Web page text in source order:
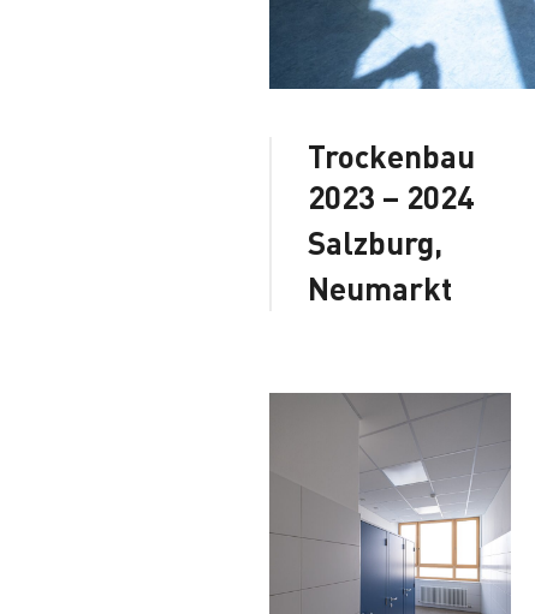
Trockenbau
2023 – 2024
Salzburg,
Neumarkt